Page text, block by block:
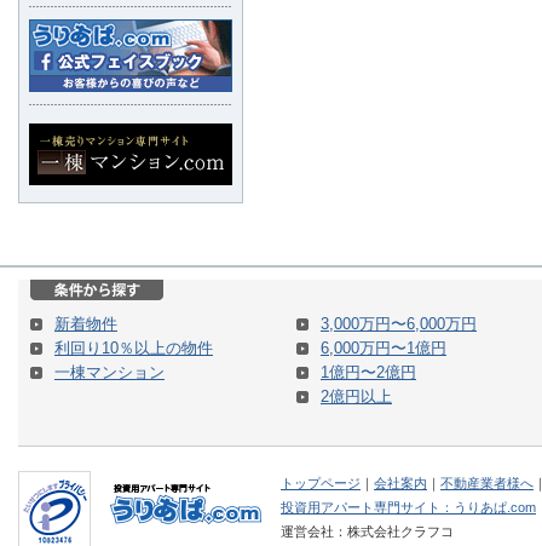
新着物件
利回り10％以上の物件
一棟マンション
3,000万円〜6,000万円
6,000万円〜1億円
1億円〜2億円
2億円以上
トップページ ｜ 会社案内 ｜ 不動産業者様へ
投資用アパート専門サイト：うりあぱ.com
運営会社：株式会社クラフコ